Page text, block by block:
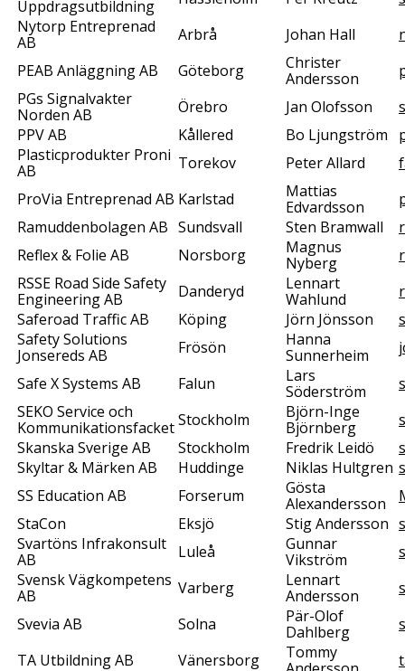
Uppdragsutbildning
Nytorp Entreprenad
AB
Arbrå Johan Hall
PEAB Anläggning AB
Göteborg
Christer
Andersson
PGs Signalvakter
Norden AB
Örebro Jan Olofsson
PPV AB
Kållered Bo Ljungström
Plasticprodukter Proni
AB
Torekov Peter Allard
ProVia Entreprenad AB Karlstad
Mattias
Edvardsson
Ramuddenbolagen AB Sundsvall Sten Bramwall
Reflex & Folie AB
Norsborg
Magnus
Nyberg
RSSE Road Side Safety
Engineering AB
Danderyd
Lennart
Wahlund
Saferoad Traffic AB
Köping Jörn Jönsson
Safety Solutions
Jonsereds AB
Frösön
Hanna
Sunnerheim
Safe X Systems AB
Falun
Lars
Söderström
SEKO Service och
KommunikationsfacketStockholm
Björn-Inge
Björnberg
Skanska Sverige AB
Stockholm Fredrik Leidö
Skyltar & Märken AB
Huddinge Niklas Hultgren
SS Education AB
Forserum
Gösta
Alexandersson
StaCon
Eksjö Stig Andersson
Svartöns Infrakonsult
AB
Luleå
Gunnar
Vikström
Svensk Vägkompetens
AB
Varberg
Lennart
Andersson
Svevia AB
Solna
Pär-Olof
Dahlberg
TA Utbildning AB
Vänersborg
Tommy